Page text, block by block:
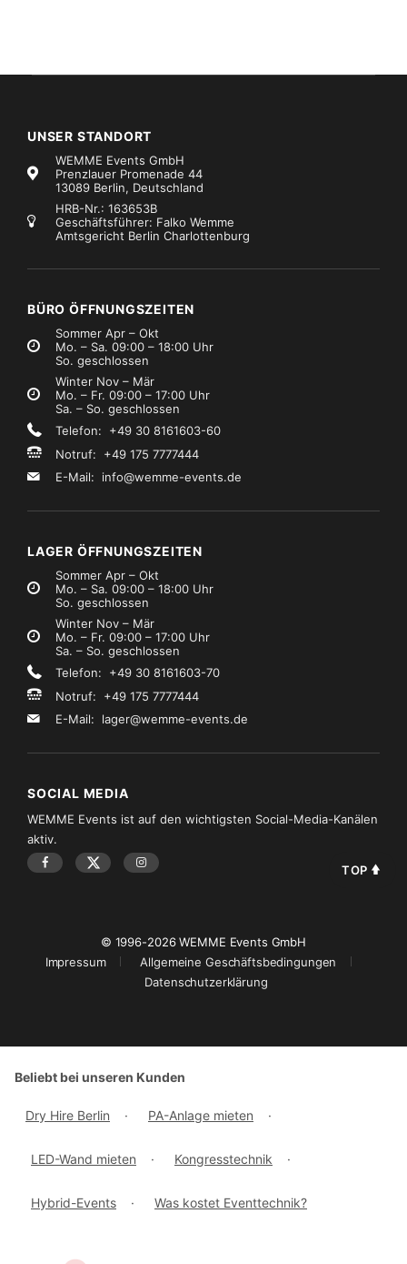
Marke:Global Truss
MwSt.)
Zubehör
(zzgl. MwSt.)
UNSER STANDORT
WEMME Events GmbH
Prenzlauer Promenade 44
13089 Berlin, Deutschland
HRB-Nr.: 163653B
Geschäftsführer: Falko Wemme
Amtsgericht Berlin Charlottenburg
BÜRO ÖFFNUNGSZEITEN
Sommer Apr – Okt
Mo. – Sa. 09:00 – 18:00 Uhr
So. geschlossen
Winter Nov – Mär
Mo. – Fr. 09:00 – 17:00 Uhr
Sa. – So. geschlossen
Telefon: +49 30 8161603-60
Notruf: +49 175 7777444
E-Mail: info@wemme-events.de
LAGER ÖFFNUNGSZEITEN
Sommer Apr – Okt
Mo. – Sa. 09:00 – 18:00 Uhr
So. geschlossen
Winter Nov – Mär
Mo. – Fr. 09:00 – 17:00 Uhr
Sa. – So. geschlossen
Telefon: +49 30 8161603-70
Notruf: +49 175 7777444
E-Mail: lager@wemme-events.de
SOCIAL MEDIA
WEMME Events ist auf den wichtigsten Social-Media-Kanälen
aktiv.
© 1996-2026 WEMME Events GmbH
Impressum
Allgemeine Geschäftsbedingungen
Datenschutzerklärung
TOP
Beliebt bei unseren Kunden
Dry Hire Berlin · PA-Anlage mieten ·
LED-Wand mieten · Kongresstechnik ·
Hybrid-Events · Was kostet Eventtechnik?